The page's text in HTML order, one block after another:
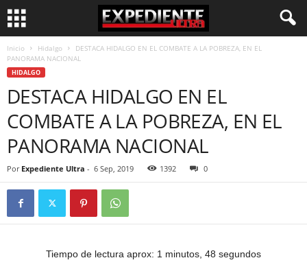
Inicio Hidalgo
DESTACA HIDALGO EN EL COMBATE A LA POBREZA, EN EL
PANORAMA NACIONAL
HIDALGO
DESTACA HIDALGO EN EL
COMBATE A LA POBREZA, EN EL
PANORAMA NACIONAL
Por Expediente Ultra - 6 Sep, 2019 1392 0
Tiempo de lectura aprox: 1 minutos, 48 segundos